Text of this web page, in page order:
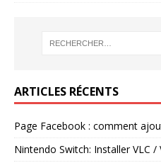
ARTICLES RÉCENTS
Page Facebook : comment
Nintendo Switch: Installer VLC